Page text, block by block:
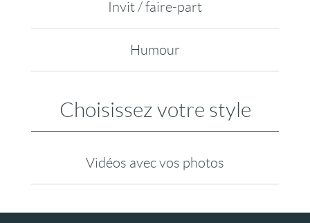
Invit / faire-part
Humour
Choisissez votre style
Vidéos avec vos photos